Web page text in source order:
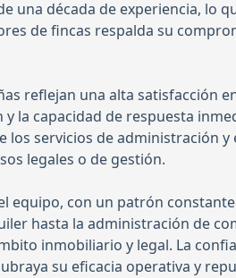
una década de experiencia, lo
de fincas respalda su
reflejan una alta satisfacción
la capacidad de respuesta
servicios de administración y
legales o de gestión.
equipo, con un patrón
hasta la administración de
inmobiliario y legal. La
su eficacia operativa y